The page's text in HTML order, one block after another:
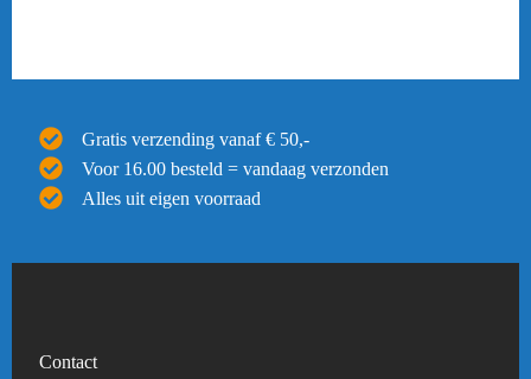
Gratis verzending vanaf € 50,-
Voor 16.00 besteld = vandaag verzonden
Alles uit eigen voorraad
Contact